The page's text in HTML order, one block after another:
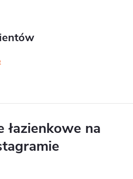
łazienkowe na